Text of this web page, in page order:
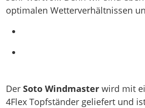
optimalen Wetterverhältnissen
Der Soto Windmaster wird mit
4Flex Topfständer geliefert und